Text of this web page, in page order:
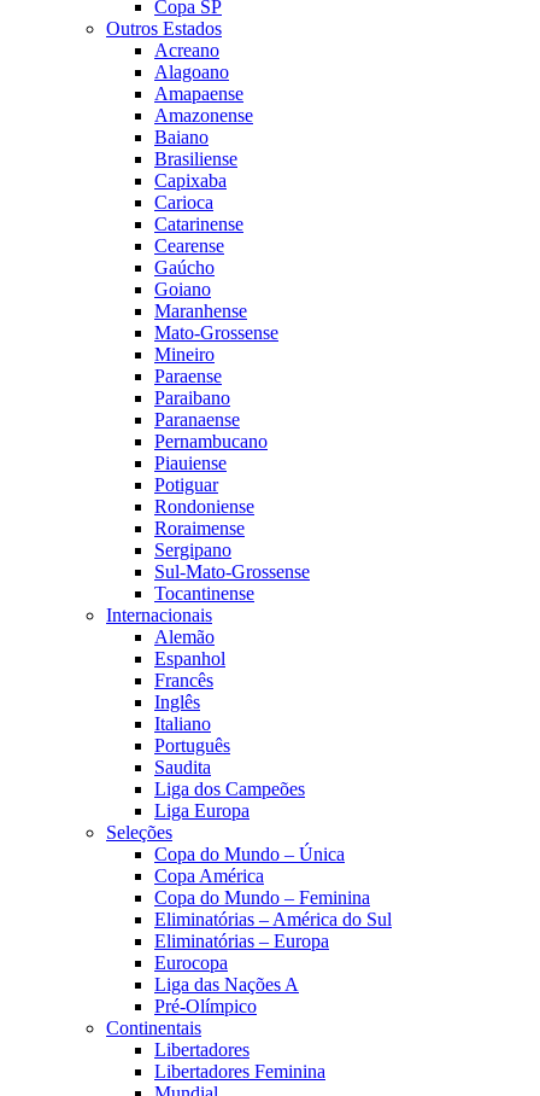
Copa SP
Outros Estados
Acreano
Alagoano
Amapaense
Amazonense
Baiano
Brasiliense
Capixaba
Carioca
Catarinense
Cearense
Gaúcho
Goiano
Maranhense
Mato-Grossense
Mineiro
Paraense
Paraibano
Paranaense
Pernambucano
Piauiense
Potiguar
Rondoniense
Roraimense
Sergipano
Sul-Mato-Grossense
Tocantinense
Internacionais
Alemão
Espanhol
Francês
Inglês
Italiano
Português
Saudita
Liga dos Campeões
Liga Europa
Seleções
Copa do Mundo – Única
Copa América
Copa do Mundo – Feminina
Eliminatórias – América do Sul
Eliminatórias – Europa
Eurocopa
Liga das Nações A
Pré-Olímpico
Continentais
Libertadores
Libertadores Feminina